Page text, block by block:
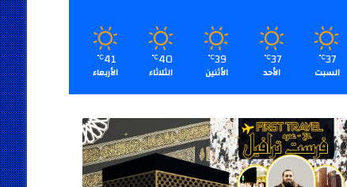
37
℃
السبت
37
℃
الأحد
39
℃
الأثنين
40
℃
الثلاثاء
41
℃
الأربعاء